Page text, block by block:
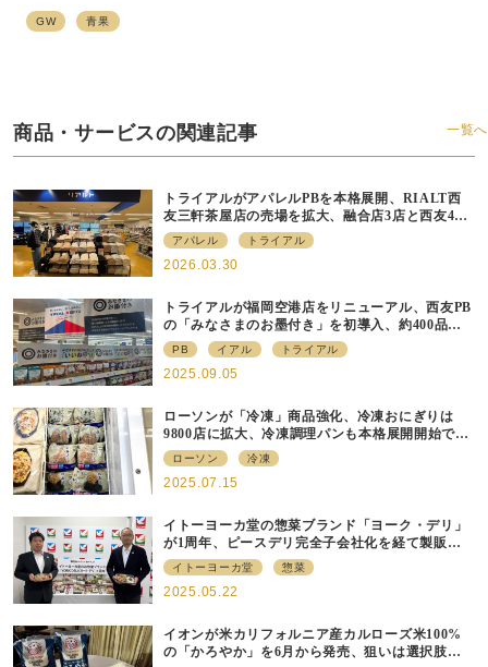
GW 青果
商品・サービスの関連記事 一覧へ
トライアルがアパレルPBを本格展開、RIALT西
友三軒茶屋店の売場を拡大、融合店3店と西友40
店にも商品導入へ
アパレル トライアル
2026.03.30
トライアルが福岡空港店をリニューアル、⻄友PB
の「みなさまのお墨付き」を初導⼊、約400品⽬
を販売
PB イアル トライアル
2025.09.05
ローソンが「冷凍」商品強化、冷凍おにぎりは
9800店に拡大、冷凍調理パンも本格展開開始で約
700店での展開へ
ローソン 冷凍
2025.07.15
イトーヨーカ堂の惣菜ブランド「ヨーク・デリ」
が1周年、ピースデリ完全子会社化を経て製販連
携強化の現在地
イトーヨーカ堂 惣菜
2025.05.22
イオンが米カリフォルニア産カルローズ米100%
の「かろやか」を6月から発売、狙いは選択肢の